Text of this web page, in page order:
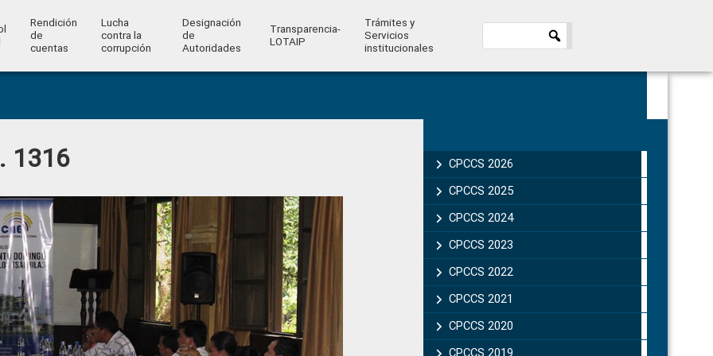
Rendición
de
cuentas
Lucha
contra la
corrupción
Designación
de
Autoridades
Transparencia-
LOTAIP
Trámites y
Servicios
institucionales
1316
Sidebar
CPCCS 2026
CPCCS 2025
CPCCS 2024
CPCCS 2023
CPCCS 2022
CPCCS 2021
CPCCS 2020
CPCCS 2019 .